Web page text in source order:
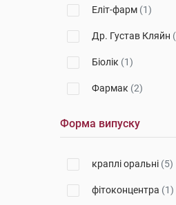
Еліт-фарм (1)
Др. Густав Кляйн
Біолік (1)
Фармак (2)
Ензіфарм, ФК,
Торрент
Прімеа(1)
Форма випуску
краплі оральні (5)
фітоконцентра (1)